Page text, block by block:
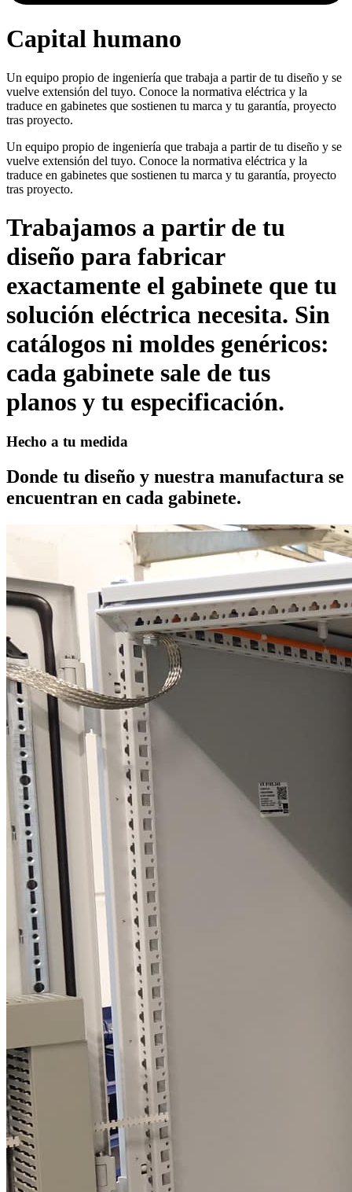
Capital humano
Un equipo propio de ingeniería que trabaja a partir de tu diseño y se
vuelve extensión del tuyo. Conoce la normativa eléctrica y la
traduce en gabinetes que sostienen tu marca y tu garantía, proyecto
tras proyecto.
Un equipo propio de ingeniería que trabaja a partir de tu diseño y se
vuelve extensión del tuyo. Conoce la normativa eléctrica y la
traduce en gabinetes que sostienen tu marca y tu garantía, proyecto
tras proyecto.
Trabajamos a partir de tu
diseño para fabricar
exactamente el gabinete que tu
solución eléctrica necesita. Sin
catálogos ni moldes genéricos:
cada gabinete sale de tus
planos y tu especificación.
Hecho a tu medida
Donde tu diseño y nuestra manufactura se
encuentran en cada gabinete.